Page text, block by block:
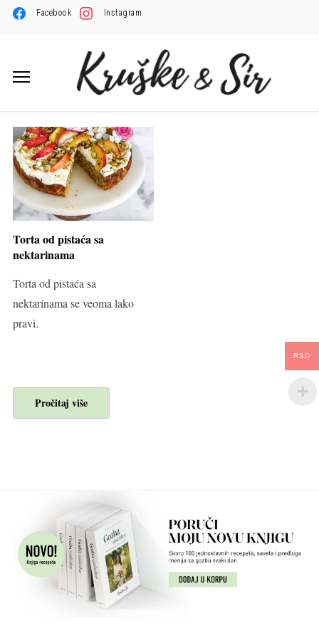
Facebook Instagram
Torta od pistaća sa
nektarinama
Torta od pistaća sa
nektarinama se veoma lako
pravi.
Pročitaj više
RSD